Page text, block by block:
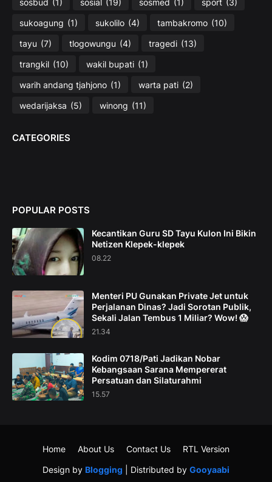
sukoagung (1) sukolilo (4) tambakromo (10)
tayu (7) tlogowungu (4) tragedi (13)
trangkil (10) wakil bupati (1)
warih andang tjahjono (1) warta pati (2)
wedarijaksa (5) winong (11)
CATEGORIES
POPULAR POSTS
Kecantikan Guru SD Tayu Kulon Ini Bikin
Netizen Klepek-klepek
08.22
Menteri PU Gunakan Private Jet untuk
Perjalanan Dinas? Jadi Sorotan Publik,
Sekali Jalan Tembus 1 Miliar? Wow! 😱
21.34
Kodim 0718/Pati Jadikan Nobar
Kebangsaan Sarana Mempererat
Persatuan dan Silaturahmi
15.57
Design by Blogging | Distributed by Gooyaabi
Home About Us Contact Us RTL Version